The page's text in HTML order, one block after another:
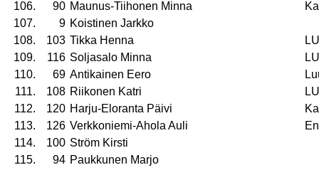
106.
90 Maunus-Tiihonen Minna
107.
9 Koistinen Jarkko
108.
103 Tikka Henna
109.
116 Soljasalo Minna
110.
69 Antikainen Eero
111.
108 Riikonen Katri
112.
120 Harju-Eloranta Päivi
113.
126 Verkkoniemi-Ahola Auli
114.
100 Ström Kirsti
115.
94 Paukkunen Marjo